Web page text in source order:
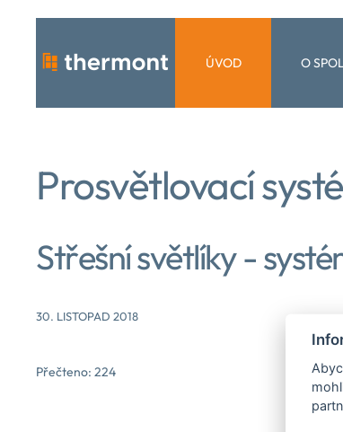
ÚVOD O
Prosvětlovací
Střešní světlíky -
30. LISTOPAD 2018
Přečteno: 224